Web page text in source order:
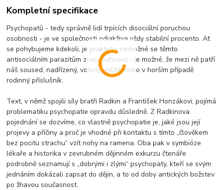
Kompletní specifikace
Psychopatů - tedy správně lidí trpících disociální poruchou
osobnosti - je ve společnosti odjakživa vždy stabilní procento. Ať
se pohybujeme kdekoli, je prakticky nemožné se těmto
antisociálním parazitům zcela vyhnout - je možné, že mezi ně patří
náš soused, nadřízený, volený politik nebo v horším případě
rodinný příslušník.
Text, v němž spojili síly bratři Radkin a František Honzákovi, pojímá
problematiku psychopatie opravdu důsledně. Z Radkinova
pojednání se dozvíme, co vlastně psychopatie je, jaké jsou její
projevy a příčiny a proč je vhodné při kontaktu s tímto „člověkem
bez pocitu strachu“ vzít nohy na ramena. Oba pak v symbióze
lékaře a historika v zevrubném dějinném exkurzu čtenáře
podrobně seznamují s „dobrými i zlými“ psychopaty, kteří se svým
jednáním dokázali zapsat do dějin, a to od doby antických božstev
po žhavou současnost.